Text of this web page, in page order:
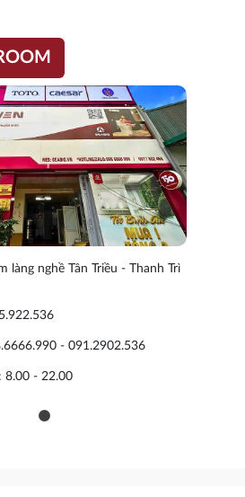
làng nghề Tân Triều - Thanh Trì
- 091.2902.536
8.00 - 22.00